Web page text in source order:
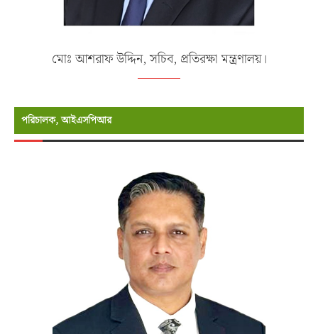
মোঃ আশরাফ উদ্দিন, সচিব, প্রতিরক্ষা মন্ত্রণালয়।
পরিচালক, আইএসপিআর